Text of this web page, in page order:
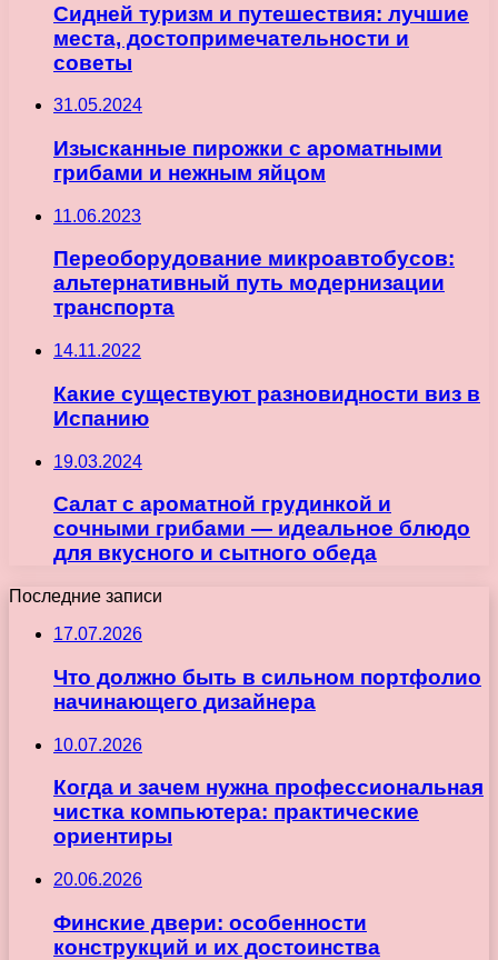
Сидней туризм и путешествия: лучшие
места, достопримечательности и
советы
31.05.2024
Изысканные пирожки с ароматными
грибами и нежным яйцом
11.06.2023
Переоборудование микроавтобусов:
альтернативный путь модернизации
транспорта
14.11.2022
Какие существуют разновидности виз в
Испанию
19.03.2024
Салат с ароматной грудинкой и
сочными грибами — идеальное блюдо
для вкусного и сытного обеда
Последние записи
17.07.2026
Что должно быть в сильном портфолио
начинающего дизайнера
10.07.2026
Когда и зачем нужна профессиональная
чистка компьютера: практические
ориентиры
20.06.2026
Финские двери: особенности
конструкций и их достоинства